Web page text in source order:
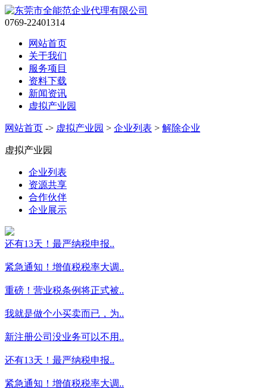
0769-22401314
网站首页
关于我们
服务项目
资料下载
新闻资讯
虚拟产业园
网站首页 -> 虚拟产业园 > 企业列表 > 解除企业
虚拟产业园
企业列表
资源共享
合作伙伴
企业展示
还有13天！最严纳税申报..
紧急通知！增值税税率大调..
重磅！营业税条例将正式被..
我就是做个小买卖而已，为..
新注册公司没业务可以不用..
还有13天！最严纳税申报..
紧急通知！增值税税率大调..